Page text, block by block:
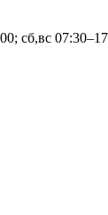
сб,вс